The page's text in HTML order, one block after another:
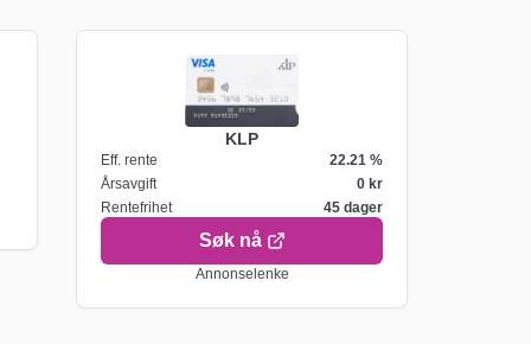
KLP
Eff. rente 22.21 %
Årsavgift
0 kr
Rentefrihet
45 dager
Søk nå
Annonselenke